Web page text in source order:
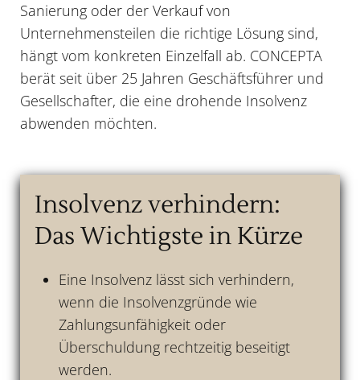
Sanierung oder der Verkauf von
Unternehmensteilen die richtige Lösung sind,
hängt vom konkreten Einzelfall ab. CONCEPTA
berät seit über 25 Jahren Geschäftsführer und
Gesellschafter, die eine drohende Insolvenz
abwenden möchten.
Insolvenz verhindern:
Das Wichtigste in Kürze
Eine Insolvenz lässt sich verhindern,
wenn die Insolvenzgründe wie
Zahlungsunfähigkeit oder
Überschuldung rechtzeitig beseitigt
werden.